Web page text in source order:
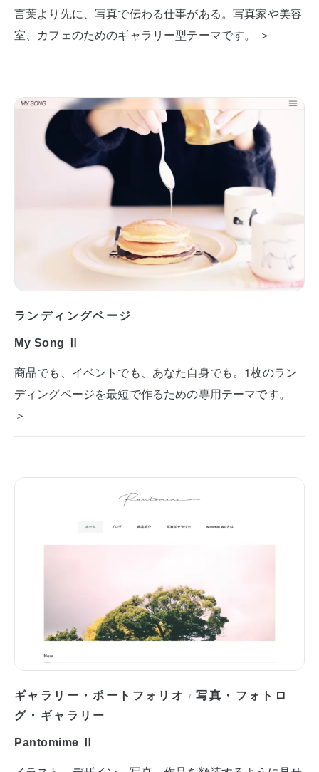
言葉より先に、写真で伝わる仕事がある。写真家や美容
室、カフェのためのギャラリー型テーマです。 ＞
ランディングページ
My Song Ⅱ
商品でも、イベントでも、あなた自身でも。1枚のラン
ディングページを最短で作るための専用テーマです。
＞
ギャラリー・ポートフォリオ /写真・フォトロ
グ・ギャラリー
Pantomime Ⅱ